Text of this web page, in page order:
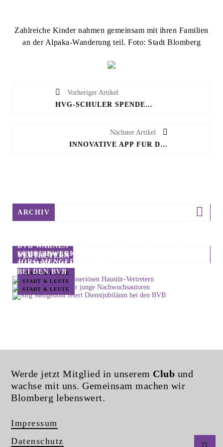
Zahlreiche Kinder nahmen gemeinsam mit ihren Familien
an der Alpaka-Wanderung teil. Foto: Stadt Blomberg
Vorheriger Artikel
HVG-SCHÜLER SPENDETEN 800 EURO
Nächster Artikel
INNOVATIVE APP FÜR DIE NELKENSTADT
ARCHIV
NEUE POSTS
BVB WARNEN VOR UNSERIÖSEN HAUSTÜR-
VERTRETERN
STADT & LEUTE
SCHREIBWERKSTATT FÜR JUNGE
NACHWUCHSAUTOREN
STADT & LEUTE
JÖRG MENGEDOHT FEIERT DIENSTJUBILÄUM
BEI DEN BVB
STADT & LEUTE
Werde jetzt Mitglied in unserem Club und
wachse mit uns. Gemeinsam machen wir
Blomberg lebenswert.
Impressum
Datenschutz